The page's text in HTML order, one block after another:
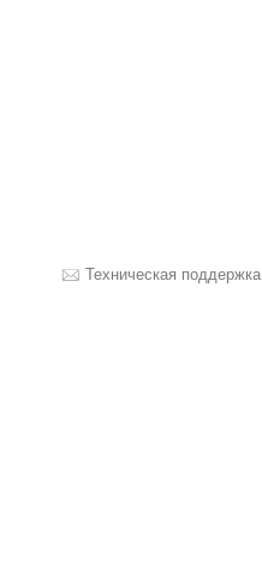
Техническая поддержка